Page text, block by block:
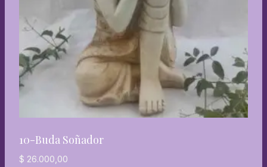
10-Buda Soñador
$ 26.000,00